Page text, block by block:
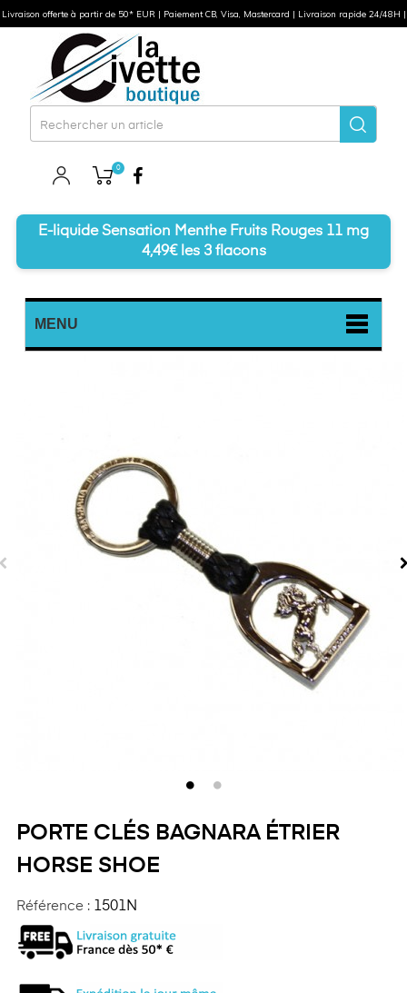
0
E-liquide Sensation Menthe Fruits Rouges 11 mg
4,49€ les 3 flacons
MENU
PORTE CLÉS BAGNARA ÉTRIER
HORSE SHOE
Référence : 1501N
Livraison offerte à partir de 50* EUR | Paiement CB, Visa, Mastercard | Livraison rapide 24/48H |